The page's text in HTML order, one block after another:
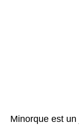
Minorque est